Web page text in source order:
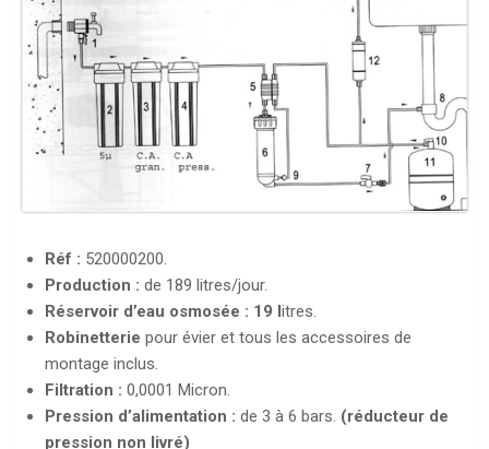
Réf : 520000200.
Production : de 189 litres/jour.
Réservoir d’eau osmosée : 19 litres.
Robinetterie pour évier et tous les accessoires de
montage inclus.
Filtration : 0,0001 Micron.
Pression d’alimentation : de 3 à 6 bars. (réducteur de
pression non livré)